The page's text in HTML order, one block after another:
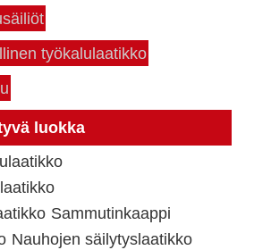
työkalulaatikko
luokka
Sammutinkaappi
Nauhojen säilytyslaatikko